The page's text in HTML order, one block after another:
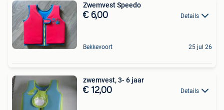
Zwemvest Speedo
€ 6,00 Details
Bekkevoort 25 jul 26
zwemvest, 3- 6 jaar
€ 12,00 Details